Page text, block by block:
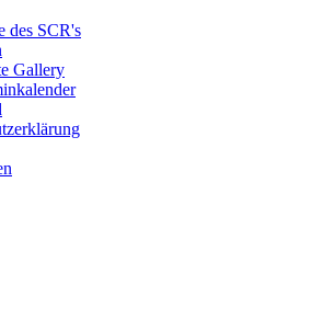
des SCR's
Gallery